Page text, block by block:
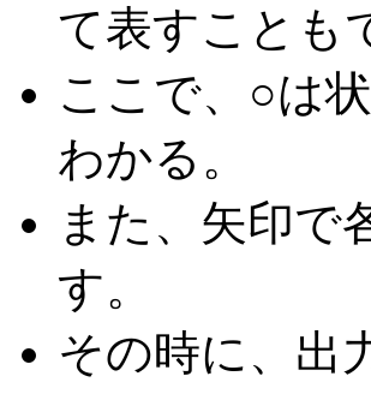
て表すことも
ここで、○は
わかる。
また、矢印で
す。
その時に、出